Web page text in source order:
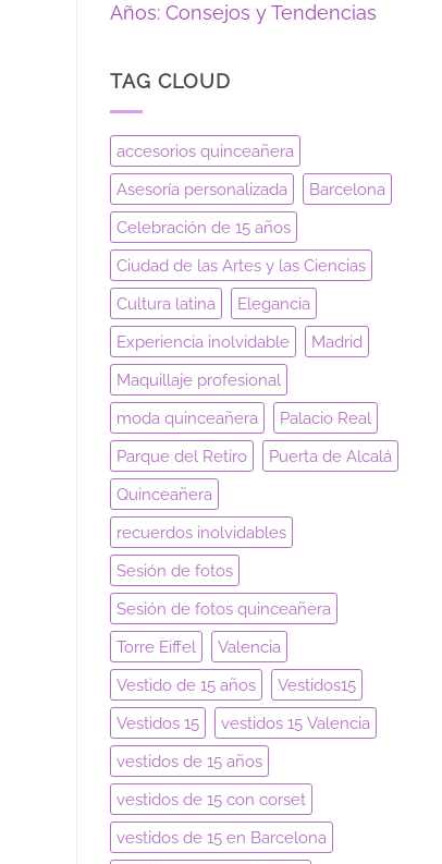
Años: Consejos y Tendencias
TAG CLOUD
accesorios quinceañera
Asesoría personalizada Barcelona
Celebración de 15 años
Ciudad de las Artes y las Ciencias
Cultura latina Elegancia
Experiencia inolvidable Madrid
Maquillaje profesional
moda quinceañera Palacio Real
Parque del Retiro Puerta de Alcalá
Quinceañera
recuerdos inolvidables
Sesión de fotos
Sesión de fotos quinceañera
Torre Eiffel Valencia
Vestido de 15 años Vestidos15
Vestidos 15 vestidos 15 Valencia
vestidos de 15 años
vestidos de 15 con corset
vestidos de 15 en Barcelona